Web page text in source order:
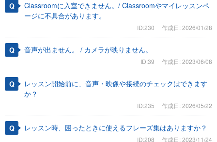
Classroomに入室できません。/ Classroomやマイレッスンペ
ージに不具合があります。
ID:230 作成日: 2026/01/28
音声が出ません。 / カメラが映りません。
ID:39 作成日: 2023/06/08
レッスン開始前に、音声・映像や接続のチェックはできます
か？
ID:235 作成日: 2026/05/22
レッスン時、困ったときに使えるフレーズ集はありますか？
ID:208 作成日: 2023/11/24